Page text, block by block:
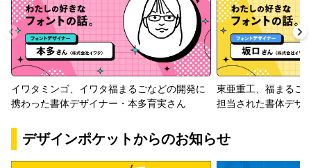
イワタミンゴ、イワタ福まるごなどの開発に
携わった書体デザイナー・本多育実さん
東亜重工、福まるご
担当された書体デザ
デザインポケットからのお知らせ